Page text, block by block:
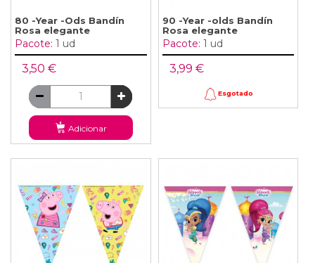
80 -Year -Ods Bandín
Rosa elegante
Pacote: 1 ud
3,50 €
Adicionar
90 -Year -olds Bandín
Rosa elegante
Pacote: 1 ud
3,99 €
Esgotado